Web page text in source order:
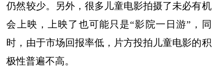
仍然较少。另外，很多儿童电影拍摄了未必有机
会上映，上映了也可能只是“影院一日游”，同
时，由于市场回报率低，片方投拍儿童电影的积
极性普遍不高。